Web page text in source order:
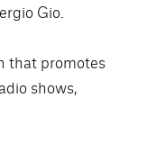
Gio.
that promotes
shows,